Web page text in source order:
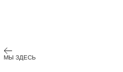
МЫ ЗДЕСЬ